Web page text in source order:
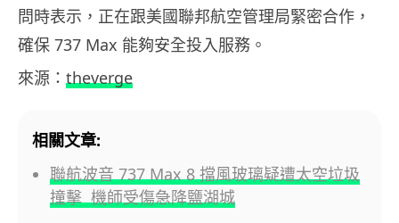
問時表示，正在跟美國聯邦航空管理局緊密合作，
確保 737 Max 能夠安全投入服務。
來源： theverge
相關文章:
聯航波音 737 Max 8 擋風玻璃疑遭太空垃圾
撞擊 機師受傷急降鹽湖城